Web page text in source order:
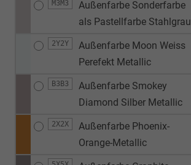
M3M3
Außenfarbe Sonderfarbe
als Pastellfarbe Stahlgrau
2Y2Y
Außenfarbe Moon Weiss
Perefekt Metallic
B3B3
Außenfarbe Smokey
Diamond Silber Metallic
2X2X
Außenfarbe Phoenix-
Orange-Metallic